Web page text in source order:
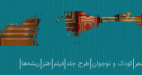
کودک و نوجوان طرح جلد فیلم طنز ریشه‌ها